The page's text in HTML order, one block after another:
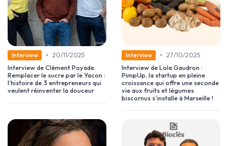
Interview • 20/11/2025
Interview de Clément Poyade.
Remplacer le sucre par le Yacon :
l’histoire de 3 entrepreneurs qui
veulent réinventer la douceur
Interview • 27/10/2025
Interview de Lola Gaudron :
PimpUp, la startup en pleine
croissance qui offre une seconde
vie aux fruits et légumes
biscornus s’installe à Marseille !